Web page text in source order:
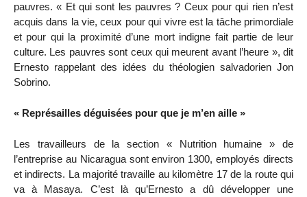
pauvres. « Et qui sont les pauvres ? Ceux pour qui rien n’est
acquis dans la vie, ceux pour qui vivre est la tâche primordiale
et pour qui la proximité d’une mort indigne fait partie de leur
culture. Les pauvres sont ceux qui meurent avant l’heure », dit
Ernesto rappelant des idées du théologien salvadorien Jon
Sobrino.
« Représailles déguisées pour que je m’en aille »
Les travailleurs de la section « Nutrition humaine » de
l’entreprise au Nicaragua sont environ 1300, employés directs
et indirects. La majorité travaille au kilomètre 17 de la route qui
va à Masaya. C’est là qu’Ernesto a dû développer une